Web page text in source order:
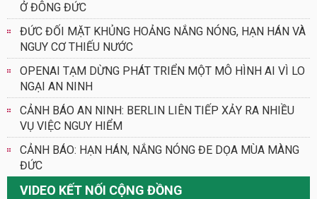
Ở ĐÔNG ĐỨC
ĐỨC ĐỐI MẶT KHỦNG HOẢNG NẮNG NÓNG, HẠN HÁN VÀ
NGUY CƠ THIẾU NƯỚC
OPENAI TẠM DỪNG PHÁT TRIỂN MỘT MÔ HÌNH AI VÌ LO
NGẠI AN NINH
CẢNH BÁO AN NINH: BERLIN LIÊN TIẾP XẢY RA NHIỀU
VỤ VIỆC NGUY HIỂM
CẢNH BÁO: HẠN HÁN, NẮNG NÓNG ĐE DỌA MÙA MÀNG
ĐỨC
VIDEO KẾT NỐI CỘNG ĐỒNG